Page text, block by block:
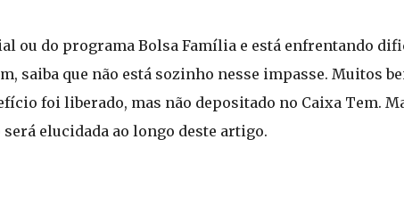
ou do programa Bolsa Família e está enfrentando
saiba que não está sozinho nesse impasse. Muitos
foi liberado, mas não depositado no Caixa Tem.
elucidada ao longo deste artigo.